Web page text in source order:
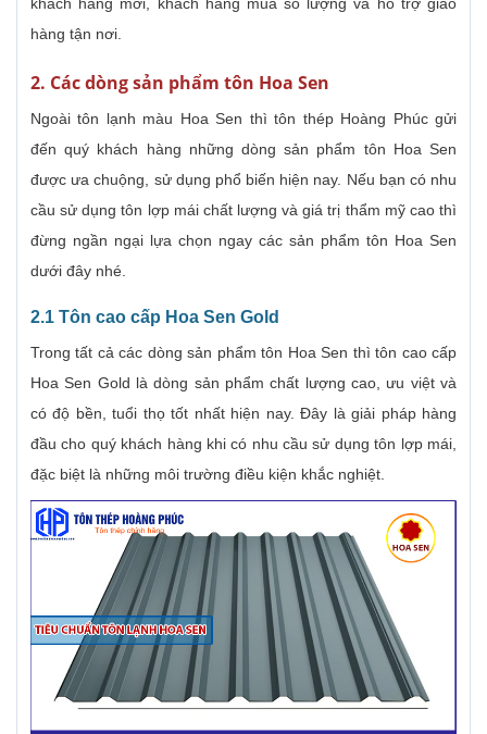
hàng tận nơi.
2. Các dòng sản phẩm tôn Hoa Sen
Ngoài tôn lạnh màu Hoa Sen thì tôn thép Hoàng Phúc gửi
đến quý khách hàng những dòng sản phẩm tôn Hoa Sen
được ưa chuộng, sử dụng phổ biến hiện nay. Nếu bạn có nhu
cầu sử dụng tôn lợp mái chất lượng và giá trị thẩm mỹ cao thì
đừng ngần ngại lựa chọn ngay các sản phẩm tôn Hoa Sen
dưới đây nhé.
2.1 Tôn cao cấp Hoa Sen Gold
Trong tất cả các dòng sản phẩm tôn Hoa Sen thì tôn cao cấp
Hoa Sen Gold là dòng sản phẩm chất lượng cao, ưu việt và
có độ bền, tuổi thọ tốt nhất hiện nay. Đây là giải pháp hàng
đầu cho quý khách hàng khi có nhu cầu sử dụng tôn lợp mái,
đặc biệt là những môi trường điều kiện khắc nghiệt.